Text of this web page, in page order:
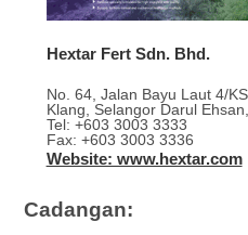
Hextar Fert Sdn. Bhd.
No. 64, Jalan Bayu Laut 4/
Klang, Selangor Darul
Tel: +603 3003 3333
Fax: +603 3003 3336
Website: www.hextar.com
Cadangan: